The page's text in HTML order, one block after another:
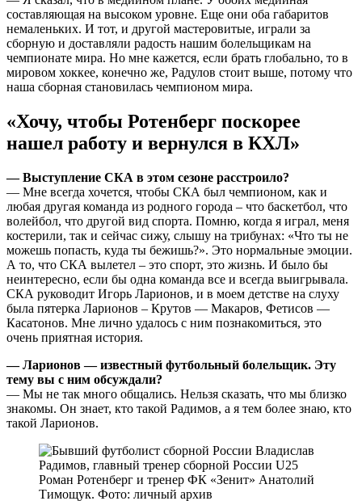
составляющая на высоком уровне. Еще они оба габаритов
немаленьких. И тот, и другой мастеровитые, играли за
сборную и доставляли радость нашим болельщикам на
чемпионате мира. Но мне кажется, если брать глобально, то в
мировом хоккее, конечно же, Радулов стоит выше, потому что
наша сборная становилась чемпионом мира.
«Хочу, чтобы Ротенберг поскорее
нашел работу и вернулся в КХЛ»
— Выступление СКА в этом сезоне расстроило?
— Мне всегда хочется, чтобы СКА был чемпионом, как и
любая другая команда из родного города – что баскетбол, что
волейбол, что другой вид спорта. Помню, когда я играл, меня
костерили, так и сейчас сижу, слышу на трибунах: «Что ты не
можешь попасть, куда ты бежишь?». Это нормальные эмоции.
А то, что СКА вылетел – это спорт, это жизнь. И было бы
неинтересно, если бы одна команда все и всегда выигрывала.
СКА руководит Игорь Ларионов, и в моем детстве на слуху
была пятерка Ларионов – Крутов — Макаров, Фетисов —
Касатонов. Мне лично удалось с ним познакомиться, это
очень приятная история.
— Ларионов — известный футбольный болельщик. Эту
тему вы с ним обсуждали?
— Мы не так много общались. Нельзя сказать, что мы близко
знакомы. Он знает, кто такой Радимов, а я тем более знаю, кто
такой Ларионов.